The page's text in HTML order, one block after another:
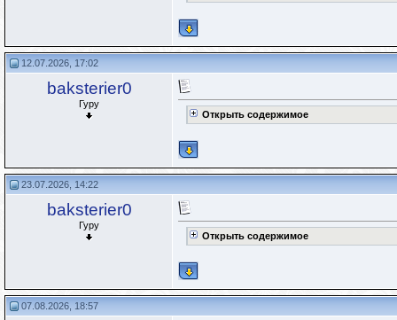
12.07.2026, 17:02
baksterier0
Гуру
Открыть содержимое
23.07.2026, 14:22
baksterier0
Гуру
Открыть содержимое
07.08.2026, 18:57